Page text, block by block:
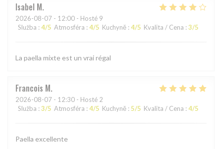
Isabel M
2026-08-07 - 12:00 - Hosté 9
Služba : 4/5 Atmosféra : 4/5 Kuchyně : 4/5 Kvalita / Cena : 3/5
La paella mixte est un vrai régal
Francois M
2026-08-07 - 12:30 - Hosté 2
Služba : 3/5 Atmosféra : 4/5 Kuchyně : 5/5 Kvalita / Cena : 4/5
Paella excellente